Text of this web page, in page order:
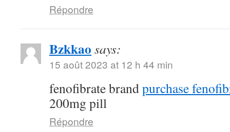
Répondre
Bzkkao says:
15 août 2023 at 12 h 44 min
fenofibrate brandpurchase
200mg pill
Répondre